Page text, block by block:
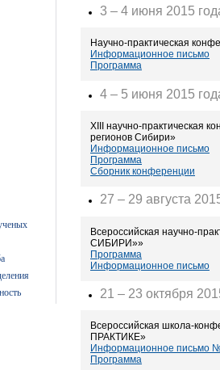
3 – 4 июня 2015
Научно-практическая
Информационное письмо
Программа
4 – 5 июня 2015
XIII научно-практическая
регионов Сибири»
Информационное письмо
Программа
Сборник конференции
27 – 29 августа
Всероссийская научно-
СИБИРИ»»
Программа
Информационное письмо
21 – 23 октября
Всероссийская школа-
ПРАКТИКЕ»
Информационное письмо
Программа